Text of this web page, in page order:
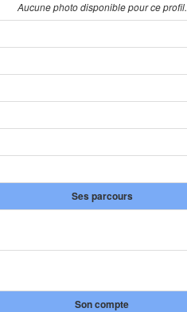
Aucune photo disponible pour ce profil.
Ses parcours
Son compte